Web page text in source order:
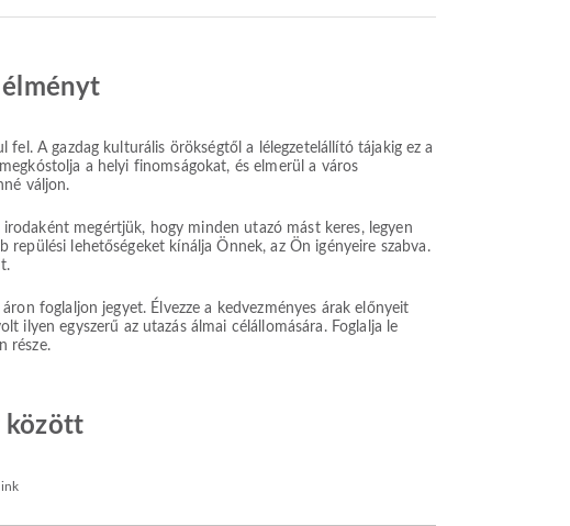
élményt
A gazdag kulturális örökségtől a lélegzetelállító tájakig ez a
a helyi finomságokat, és elmerül a város
váljon.
megértjük, hogy minden utazó mást keres, legyen
lehetőségeket kínálja Önnek, az Ön igényeire szabva.
foglaljon jegyet. Élvezze a kedvezményes árak előnyeit
ilyen egyszerű az utazás álmai célállomására. Foglalja le
része.
között